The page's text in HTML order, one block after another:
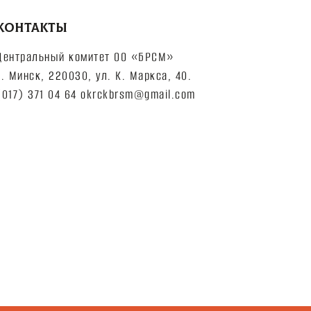
комитет ОО «БРСМ»
Минск, 220030, ул. К. Маркса, 40.
371 04 64 okrckbrsm@gmail.com